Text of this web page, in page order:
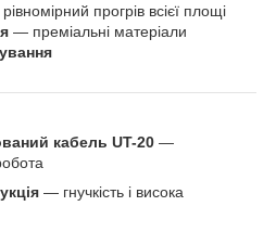
прогрів всієї площі
— преміальні матеріали
кабель UT-20 —
— гнучкість і висока